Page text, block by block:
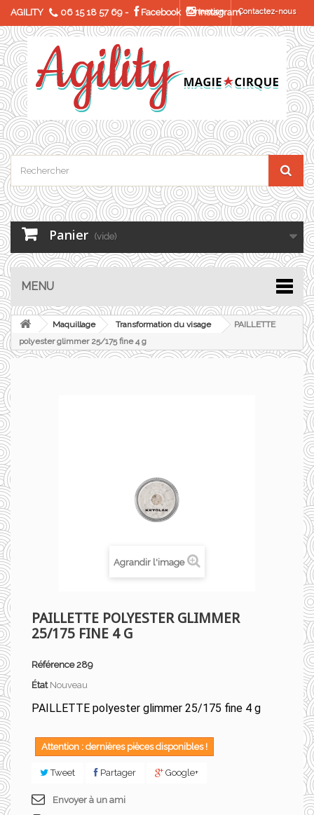
AGILITY 06 15 18 57 69 - Facebook InstagramContactez-nous
Connexion
Panier (vide)
MENU
Maquillage Transformation du visage
PAILLETTE
polyester glimmer 25/175 fine 4 g
Agrandir l'image
PAILLETTE POLYESTER GLIMMER
25/175 FINE 4 G
Référence 289
État Nouveau
PAILLETTE polyester glimmer 25/175 fine 4 g
Attention : dernières pièces disponibles !
Tweet Partager Google+
Envoyer à un ami